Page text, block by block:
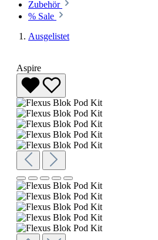
Zubehör
% Sale
Ausgelistet
Aspire